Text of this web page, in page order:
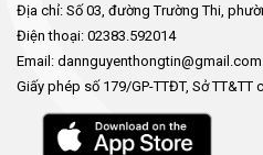
Địa chỉ: Số 03, đường Trường Thi,
Điện thoại: 02383.592014
Email: dannguyenthongtin@gmail.com
Giấy phép số 179/GP-TTĐT, Sở TT&TT